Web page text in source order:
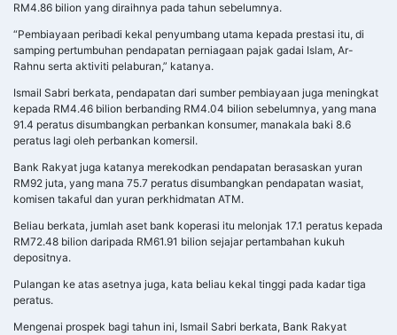
RM4.86 bilion yang diraihnya pada tahun sebelumnya.
“Pembiayaan peribadi kekal penyumbang utama kepada prestasi itu, di
samping pertumbuhan pendapatan perniagaan pajak gadai Islam, Ar-
Rahnu serta aktiviti pelaburan,” katanya.
Ismail Sabri berkata, pendapatan dari sumber pembiayaan juga meningkat
kepada RM4.46 bilion berbanding RM4.04 bilion sebelumnya, yang mana
91.4 peratus disumbangkan perbankan konsumer, manakala baki 8.6
peratus lagi oleh perbankan komersil.
Bank Rakyat juga katanya merekodkan pendapatan berasaskan yuran
RM92 juta, yang mana 75.7 peratus disumbangkan pendapatan wasiat,
komisen takaful dan yuran perkhidmatan ATM.
Beliau berkata, jumlah aset bank koperasi itu melonjak 17.1 peratus kepada
RM72.48 bilion daripada RM61.91 bilion sejajar pertambahan kukuh
depositnya.
Pulangan ke atas asetnya juga, kata beliau kekal tinggi pada kadar tiga
peratus.
Mengenai prospek bagi tahun ini, Ismail Sabri berkata, Bank Rakyat